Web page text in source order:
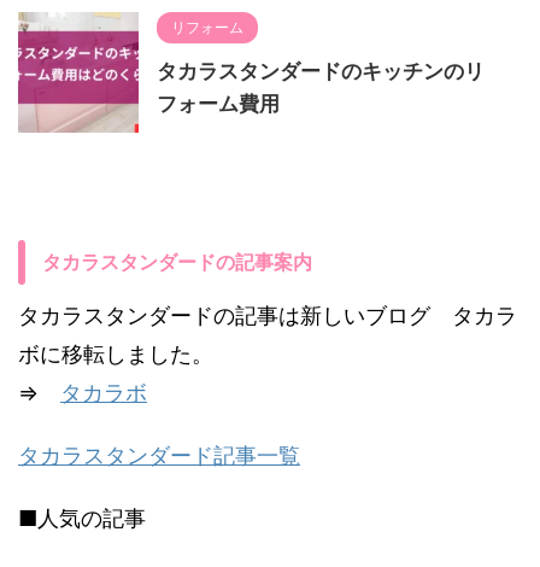
リフォーム
タカラスタンダードのキッチンのリ
フォーム費用
タカラスタンダードの記事案内
タカラスタンダードの記事は新しいブログ タカラ
ボに移転しました。
⇒ タカラボ
タカラスタンダード記事一覧
■人気の記事